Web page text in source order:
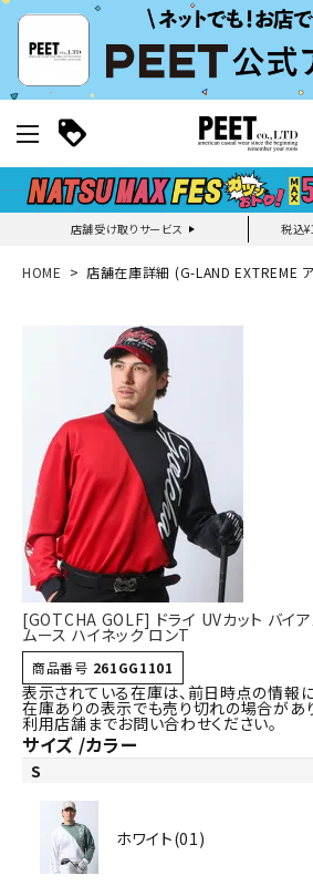
店舗受け取りサービス 税込
新規会員登録｜ログイン
詳しい条件から探す
HOME 店舗在庫詳細 (G-LAND EXTREME
[GOTCHA GOLF] ドライ UVカット バイ
ムース ハイネック ロンT
商品番号 261GG1101
表示されている在庫は、前日時点の情報に
在庫ありの表示でも売り切れの場合があ
利用店舗までお問い合わせください。
サイズ カラー
S
ホワイト(01)